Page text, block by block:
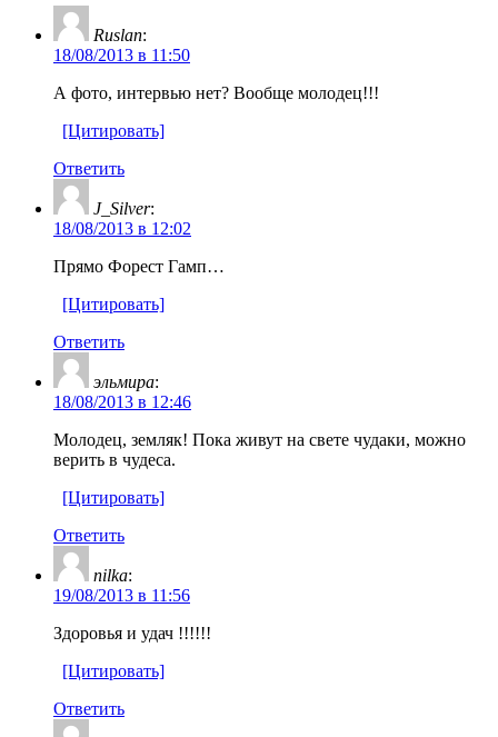
Ruslan:
18/08/2013 в 11:50
А фото, интервью нет? Вообще молодец!!!
[Цитировать]
Ответить
J_Silver:
18/08/2013 в 12:02
Прямо Форест Гамп…
[Цитировать]
Ответить
эльмира:
18/08/2013 в 12:46
Молодец, земляк! Пока живут на свете чудаки, можно
верить в чудеса.
[Цитировать]
Ответить
nilka:
19/08/2013 в 11:56
Здоровья и удач !!!!!!
[Цитировать]
Ответить